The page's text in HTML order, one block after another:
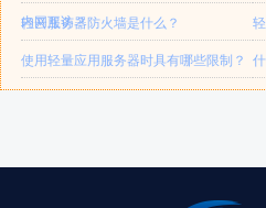
内网互访？
轻云服务器防火墙是什么？
使用轻量应用服务器时具有哪些限制？